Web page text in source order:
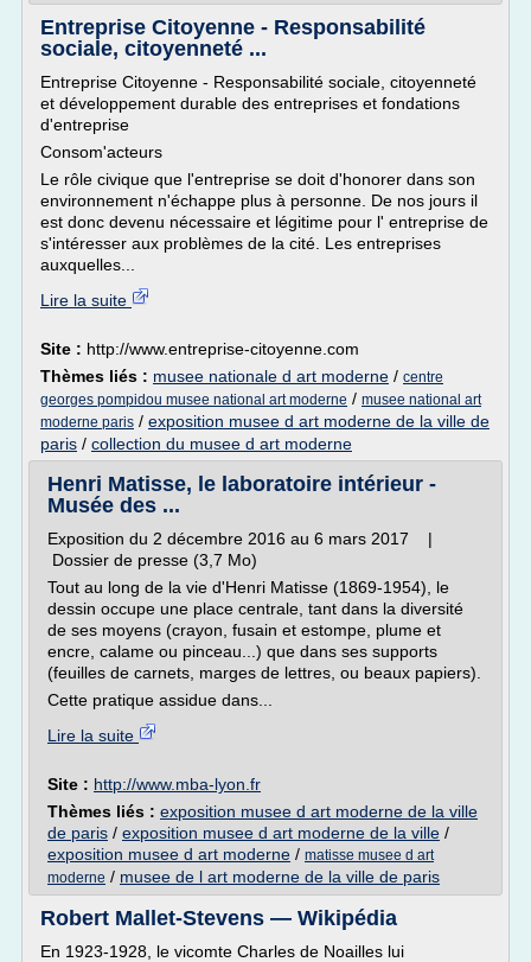
Entreprise Citoyenne - Responsabilité
sociale, citoyenneté ...
Entreprise Citoyenne - Responsabilité sociale, citoyenneté
et développement durable des entreprises et fondations
d'entreprise
Consom'acteurs
Le rôle civique que l'entreprise se doit d'honorer dans son
environnement n'échappe plus à personne. De nos jours il
est donc devenu nécessaire et légitime pour l' entreprise de
s'intéresser aux problèmes de la cité. Les entreprises
auxquelles...
Lire la suite
Site : http://www.entreprise-citoyenne.com
Thèmes liés : musee nationale d art moderne / centre
georges pompidou musee national art moderne / musee national art
moderne paris / exposition musee d art moderne de la ville de
paris / collection du musee d art moderne
Henri Matisse, le laboratoire intérieur -
Musée des ...
Exposition du 2 décembre 2016 au 6 mars 2017 |
Dossier de presse (3,7 Mo)
Tout au long de la vie d'Henri Matisse (1869-1954), le
dessin occupe une place centrale, tant dans la diversité
de ses moyens (crayon, fusain et estompe, plume et
encre, calame ou pinceau...) que dans ses supports
(feuilles de carnets, marges de lettres, ou beaux papiers).
Cette pratique assidue dans...
Lire la suite
Site : http://www.mba-lyon.fr
Thèmes liés : exposition musee d art moderne de la ville
de paris / exposition musee d art moderne de la ville /
exposition musee d art moderne / matisse musee d art
moderne / musee de l art moderne de la ville de paris
Robert Mallet-Stevens — Wikipédia
En 1923-1928, le vicomte Charles de Noailles lui